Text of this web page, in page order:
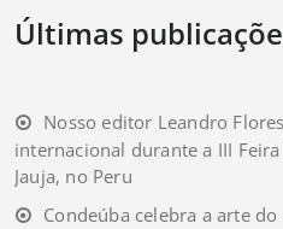
Últimas
Nosso editor Leandro
internacional durante a III
Jauja, no Peru
Condeúba celebra a arte